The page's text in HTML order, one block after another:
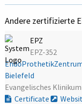
Andere zertifizierte
EPZ
EPZ-352
Bielefeld
Evangelisches
Certificate